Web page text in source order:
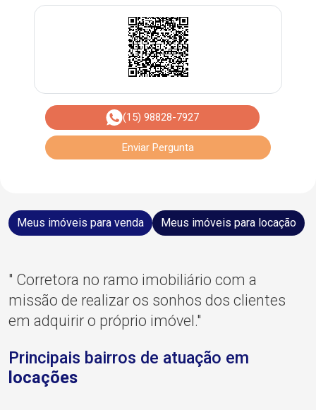
(15) 98828-7927
Enviar Pergunta
Meus imóveis para venda Meus imóveis para locação
" Corretora no ramo imobiliário com a
missão de realizar os sonhos dos clientes
em adquirir o próprio imóvel."
Principais bairros de atuação em
locações